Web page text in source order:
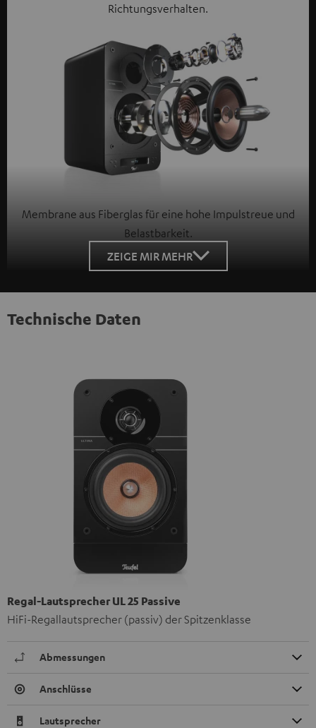
Richtungsverhalten.
Membrane aus Fiberglas für eine hohe Impulstreue und
Belastbarkeit.
ZEIGE MIR MEHR
Technische Daten
Regal-Lautsprecher UL 25 Passive
HiFi-Regallautsprecher (passiv) der Spitzenklasse
Abmessungen
Anschlüsse
Lautsprecher